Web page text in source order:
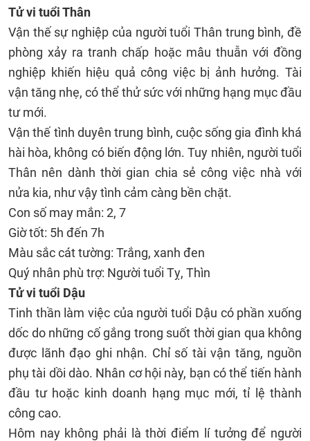
Tử vi tuổi Thân
Vận thế sự nghiệp của người tuổi Thân trung bình, đề
phòng xảy ra tranh chấp hoặc mâu thuẫn với đồng
nghiệp khiến hiệu quả công việc bị ảnh hưởng. Tài
vận tăng nhẹ, có thể thử sức với những hạng mục đầu
tư mới.
Vận thế tình duyên trung bình, cuộc sống gia đình khá
hài hòa, không có biến động lớn. Tuy nhiên, người tuổi
Thân nên dành thời gian chia sẻ công việc nhà với
nửa kia, như vậy tình cảm càng bền chặt.
Con số may mắn: 2, 7
Giờ tốt: 5h đến 7h
Màu sắc cát tường: Trắng, xanh đen
Quý nhân phù trợ: Người tuổi Tỵ, Thìn
Tử vi tuổi Dậu
Tinh thần làm việc của người tuổi Dậu có phần xuống
dốc do những cố gắng trong suốt thời gian qua không
được lãnh đạo ghi nhận. Chỉ số tài vận tăng, nguồn
phụ tài dồi dào. Nhân cơ hội này, bạn có thể tiến hành
đầu tư hoặc kinh doanh hạng mục mới, tỉ lệ thành
công cao.
Hôm nay không phải là thời điểm lí tưởng để người